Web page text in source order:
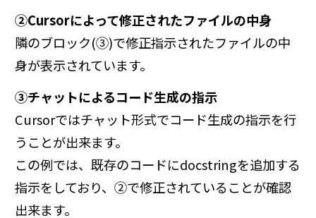
②Cursorによって修正されたファイルの中身
隣のブロック(③)で修正指示されたファイルの中
身が表示されています。
③チャットによるコード生成の指示
Cursorではチャット形式でコード生成の指示を行
うことが出来ます。
この例では、既存のコードにdocstringを追加する
指示をしており、②で修正されていることが確認
出来ます。